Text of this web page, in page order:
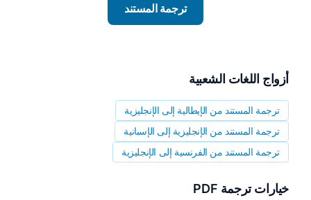
ترجمة المستند
أزواج اللغات الشعبية
ترجمة المستند من الإيطالية إلى الإنجليزية
ترجمة المستند من الإنجليزية إلى الإسبانية
ترجمة المستند من الفرنسية إلى الإنجليزية
خيارات ترجمة PDF